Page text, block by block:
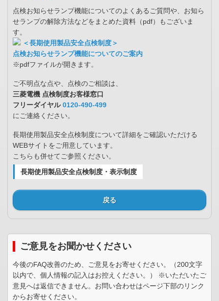
点検お知らせランプ機能についてのよくあるご質問や、お知ら
せランプの解除方法などをまとめた資料（pdf）もございま
す。
＜長期使用製品安全点検制度＞
点検お知らせランプ機能についてのご案内
※pdfファイルが開きます。
ご不明点な点や、点検のご相談は、
三菱電機 点検制度お客様窓口
フリーダイヤル0120-490-499
にご連絡ください。
長期使用製品安全点検制度について詳細をご確認いただける
WEBサイトをご用意しています。
こちらも併せてご参照ください。
長期使用製品安全点検制度・表示制度
戻る
ご意見をお聞かせください
今後のFAQ改善のため、ご意見をお寄せください。（200文字
以内で、個人情報の記入はお控えください。） ※いただいたご
意見へは返信できません。お問い合わせはページ下部のリンク
からお寄せください。